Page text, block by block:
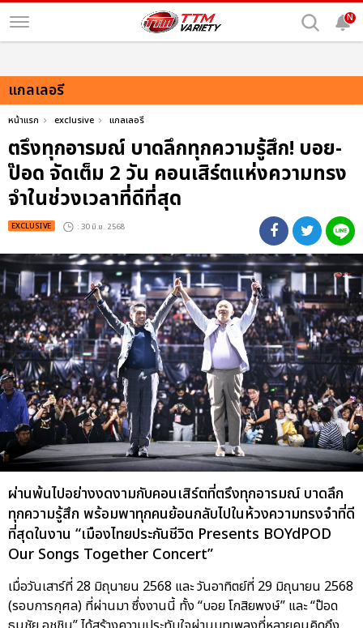
N
แกลเลอรี
หน้าแรก exclusive แกลเลอรี
ตรึงทุกอารมณ์ บาดลึกทุกความรู้สึก! บอย-
ป๊อด จัดเต็ม 2 วัน คอนเสิร์ตแห่งความทรง
จำในช่วงเวลาที่ดีที่สุด
EXCLUSIVE : 30 มิ.ย. 2568
ผ่านพ้นไปอย่างงดงามกับคอนเสิร์ตที่ตรึงทุกอารมณ์ บาดลึก
ทุกความรู้สึก พร้อมพาทุกคนย้อนกลับไปในห้วงความทรงจำที่ดี
ที่สุดในงาน “เมืองไทยประกันชีวิต Presents BOYdPOD
Our Songs Together Concert”
เมื่อวันเสาร์ที่ 28 มิถุนายน 2568 และ วันอาทิตย์ที่ 29 มิถุนายน 2568
(รอบการกุศล) ที่ผ่านมา ซึ่งงานนี้ ทั้ง “บอย โกสิยพงษ์” และ “ป๊อด